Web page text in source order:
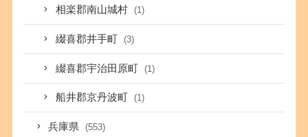
相楽郡南山城村 (1)
綴喜郡井手町 (3)
綴喜郡宇治田原町 (1)
船井郡京丹波町 (1)
兵庫県 (553)